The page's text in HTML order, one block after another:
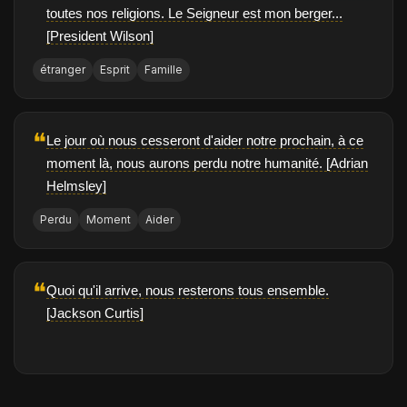
toutes nos religions. Le Seigneur est mon berger...
[President Wilson]
étranger Esprit Famille
❝Le jour où nous cesseront d'aider notre prochain, à ce
moment là, nous aurons perdu notre humanité. [Adrian
Helmsley]
Perdu Moment Aider
❝Quoi qu'il arrive, nous resterons tous ensemble.
[Jackson Curtis]